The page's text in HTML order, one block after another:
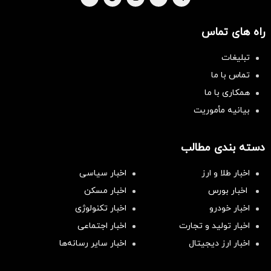
راه های تماس
تبلیغات
تماس با ما
همکاری با ما
بیانیه مأموریت
دسته بندی مطالب
اخبار طلا و ارز
اخبار سیاسی
اخبار بورس
اخبار مسکن
اخبار خودرو
اخبار تکنولوژی
اخبار تولید و تجارت
اخبار اجتماعی
اخبار ارز دیجیتال
اخبار سایر رسانه‌‌ها